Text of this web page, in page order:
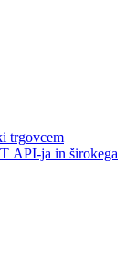
trgovcem
API-ja in širokega